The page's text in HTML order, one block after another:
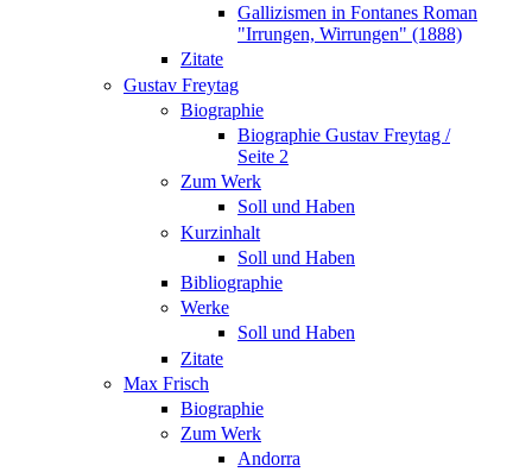
Gallizismen in Fontanes Roman
"Irrungen, Wirrungen" (1888)
Zitate
Gustav Freytag
Biographie
Biographie Gustav Freytag /
Seite 2
Zum Werk
Soll und Haben
Kurzinhalt
Soll und Haben
Bibliographie
Werke
Soll und Haben
Zitate
Max Frisch
Biographie
Zum Werk
Andorra